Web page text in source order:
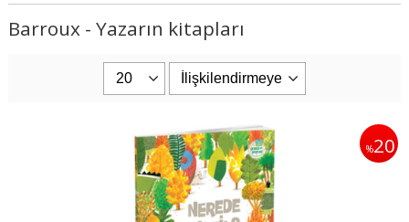
Barroux - Yazarın kitapları
%20